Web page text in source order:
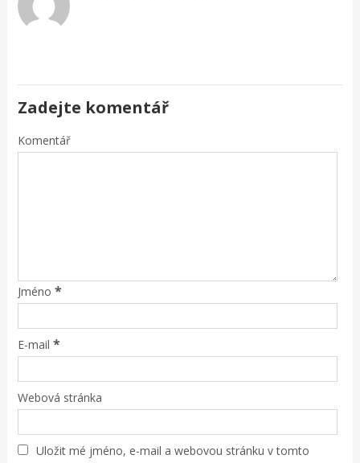
Zadejte komentář
Komentář
Jméno *
E-mail *
Webová stránka
Uložit mé jméno, e-mail a webovou stránku v tomto